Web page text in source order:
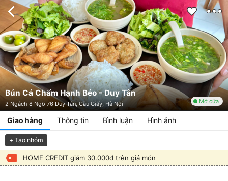
Bún Cá Chấm Hạnh Béo - Duy Tân
2 Ngách 8 Ngõ 76 Duy Tân, Cầu Giấy, Hà Nội Mở cửa
Giao hàng Thông tin Bình luận Hình ảnh
+ Tạo nhóm
HOME CREDIT giảm 30.000đ trên giá món